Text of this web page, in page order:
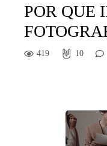
POR QUE
419 10